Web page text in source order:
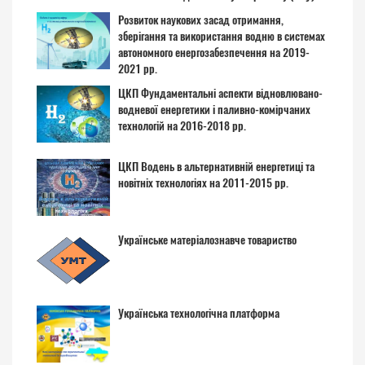
Розвиток наукових засад отримання,
зберігання та використання водню в системах
автономного енергозабезпечення на 2019-
2021 рр.
ЦКП Фундаментальні аспекти відновлювано-
водневої енергетики і паливно-комірчаних
технологій на 2016-2018 рр.
ЦКП Водень в альтернативній енергетиці та
новітніх технологіях на 2011-2015 рр.
Українське матеріалознавче товариство
Українська технологічна платформа